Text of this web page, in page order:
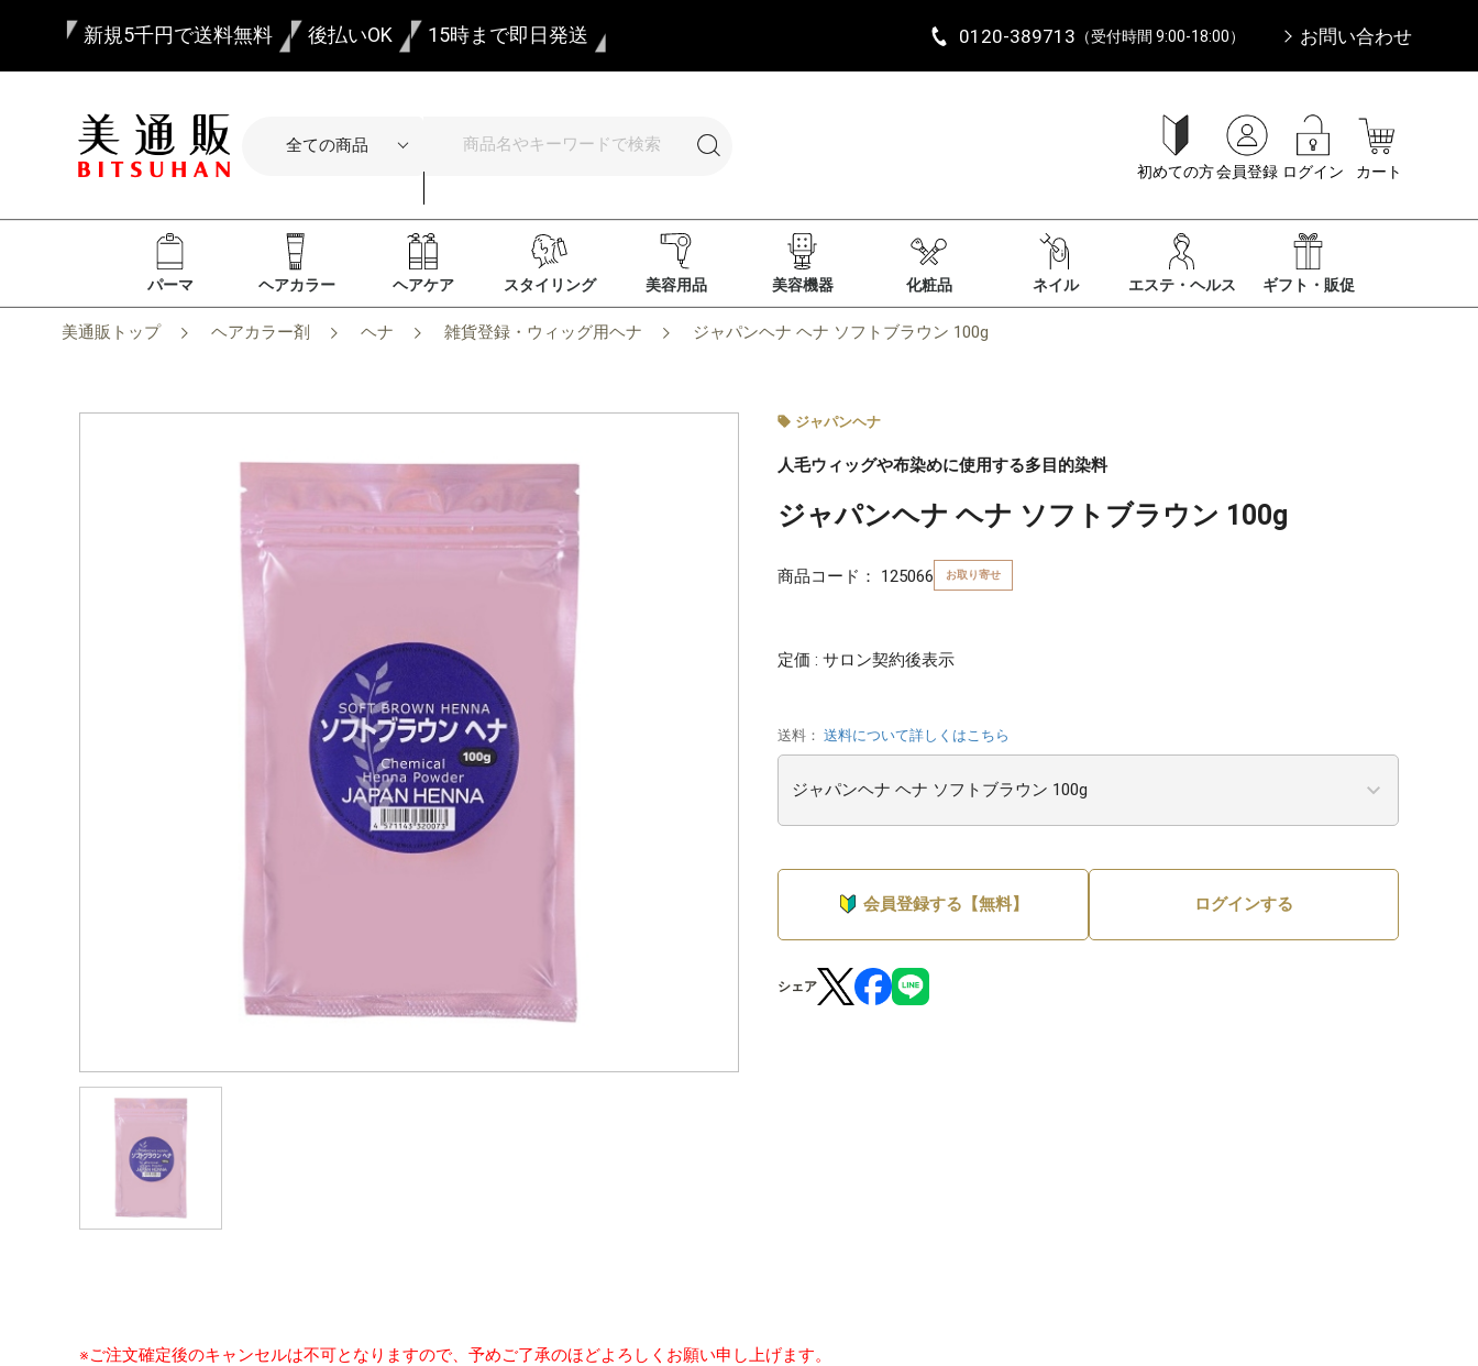
新規5千円で送料無料 後払いOK 15時まで即日発送 0120-389713 （受付時間 9:00-18:00） お問い合わせ
初めての方会員登録 ログイン カート
パーマ ヘアカラー ヘアケア スタイリング 美容用品 美容機器 化粧品 ネイル エステ・ヘルス ギフト・販促
美通販トップ ヘアカラー剤 ヘナ 雑貨登録・ウィッグ用ヘナ ジャパンヘナ ヘナ ソフトブラウン 100g
ジャパンヘナ
人毛ウィッグや布染めに使用する多目的染料
ジャパンヘナ ヘナ ソフトブラウン 100g
商品コード： 125066 お取り寄せ
定価 : サロン契約後表示
送料： 送料について詳しくはこちら
会員登録する【無料】 ログインする
シェア
※ご注文確定後のキャンセルは不可となりますので、予めご了承のほどよろしくお願い申し上げます。